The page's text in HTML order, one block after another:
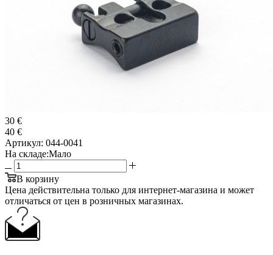
30 €
40 €
Артикул: 044-0041
На складе:Мало
В корзину
Цена действительна только для интернет-магазина и может
отличаться от цен в розничных магазинах.